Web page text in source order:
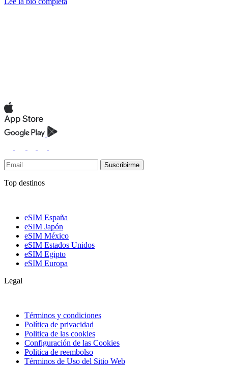
Suscribirme
Top destinos
eSIM España
eSIM Japón
eSIM México
eSIM Estados Unidos
eSIM Egipto
eSIM Europa
Legal
Términos y condiciones
Política de privacidad
Politica de las cookies
Configuración de las Cookies
Politica de reembolso
Términos de Uso del Sitio Web